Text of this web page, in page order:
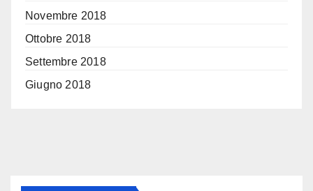
Novembre 2018
Ottobre 2018
Settembre 2018
Giugno 2018